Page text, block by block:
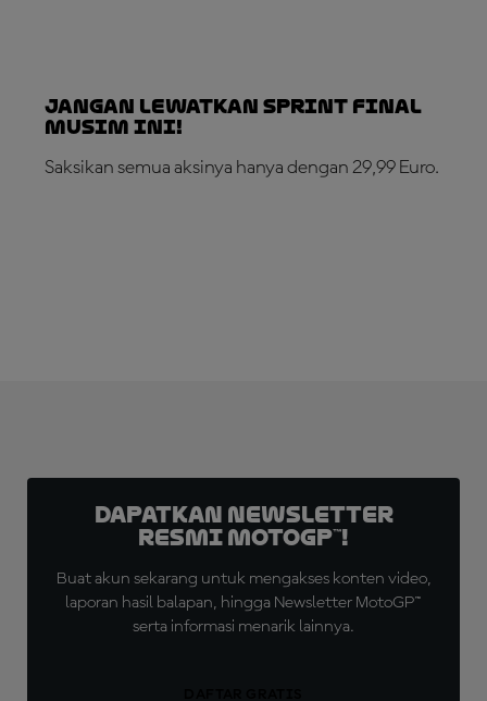
Jangan Lewatkan Sprint Final
Musim Ini!
Saksikan semua aksinya hanya dengan 29,99 Euro.
Dapatkan Newsletter
Resmi MotoGP™!
Buat akun sekarang untuk mengakses konten video,
laporan hasil balapan, hingga Newsletter MotoGP™
serta informasi menarik lainnya.